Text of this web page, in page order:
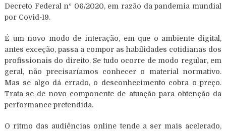
Decreto Federal nº 06/2020, em razão da pandemia mundial
por Covid-19.
É um novo modo de interação, em que o ambiente digital,
antes exceção, passa a compor as habilidades cotidianas dos
profissionais do direito. Se tudo ocorre de modo regular, em
geral, não precisaríamos conhecer o material normativo.
Mas se algo dá errado, o desconhecimento cobra o preço.
Trata-se de novo componente de atuação para obtenção da
performance pretendida.
O ritmo das audiências online tende a ser mais acelerado,